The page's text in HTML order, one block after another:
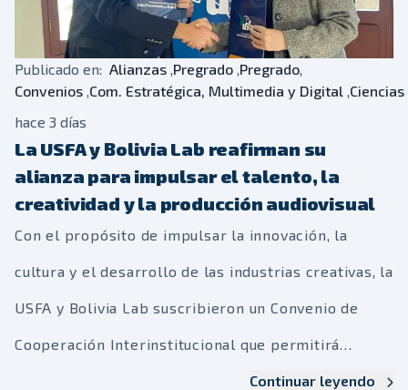
Publicado en: Alianzas ,Pregrado ,Pregrado,
Convenios ,Com. Estratégica, Multimedia y Digital ,
hace 3 días
La USFA y Bolivia Lab reafirman su
alianza para impulsar el talento, la
creatividad y la producción audiovisual
Con el propósito de impulsar la innovación, la
cultura y el desarrollo de las industrias creativas, la
USFA y Bolivia Lab suscribieron un Convenio de
Cooperación Interinstitucional que permitirá
desarrollar programas de formación, pasantías,
Continuar leyendo